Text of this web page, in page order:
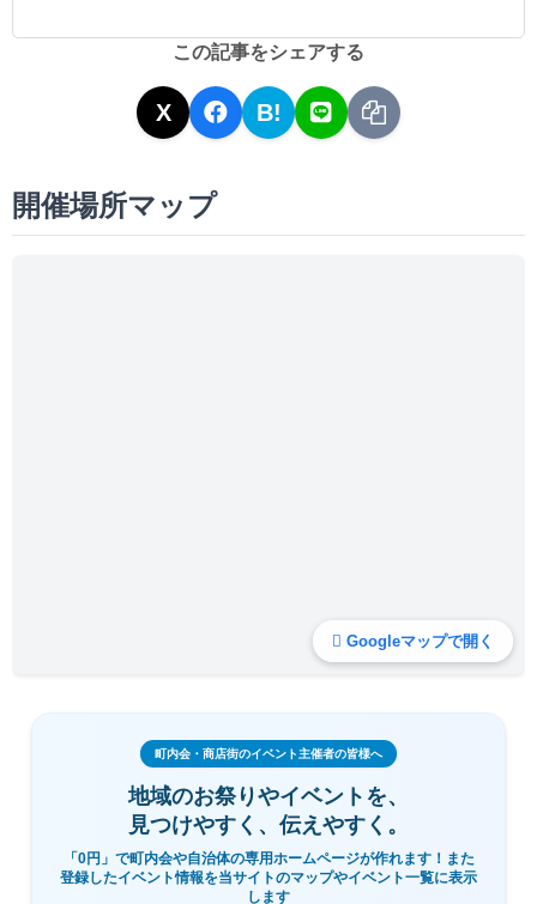
この記事をシェアする
X B!
開催場所マップ
Googleマップで開く
町内会・商店街のイベント主催者の皆様へ
地域のお祭りやイベントを、
見つけやすく、伝えやすく。
「0円」で町内会や自治体の専用ホームページが作れます！また
登録したイベント情報を当サイトのマップやイベント一覧に表示
します